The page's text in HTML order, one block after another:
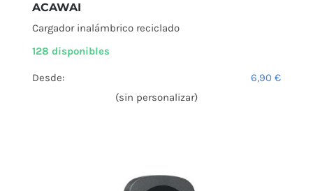
ACAWAI
Cargador inalámbrico reciclado
128 disponibles
Desde: 6,90 €
(sin personalizar)